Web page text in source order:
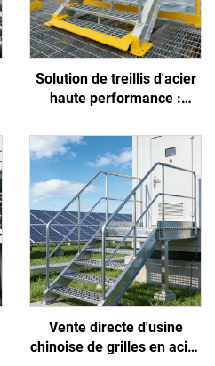
Solution de treillis d'acier
haute performance :
empêche les glissades des
travailleurs et réduit
l'encrassement
Vente directe d'usine
chinoise de grilles en acier